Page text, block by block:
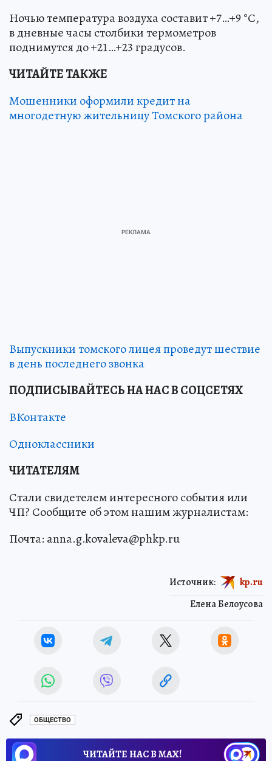
Ночью температура воздуха составит +7…+9 °С,
в дневные часы столбики термометров
поднимутся до +21…+23 градусов.
ЧИТАЙТЕ ТАКЖЕ
Мошенники оформили кредит на
многодетную жительницу Томского района
Выпускники томского лицея проведут шествие
в день последнего звонка
ПОДПИСЫВАЙТЕСЬ НА НАС В СОЦСЕТЯХ
ВКонтакте
Одноклассники
ЧИТАТЕЛЯМ
Стали свидетелем интересного события или
ЧП? Сообщите об этом нашим журналистам:
Почта: anna.g.kovaleva@phkp.ru
Елена Белоусова
Источник: kp.ru
ОБЩЕСТВО
ЧИТАЙТЕ НАС В МАХ!